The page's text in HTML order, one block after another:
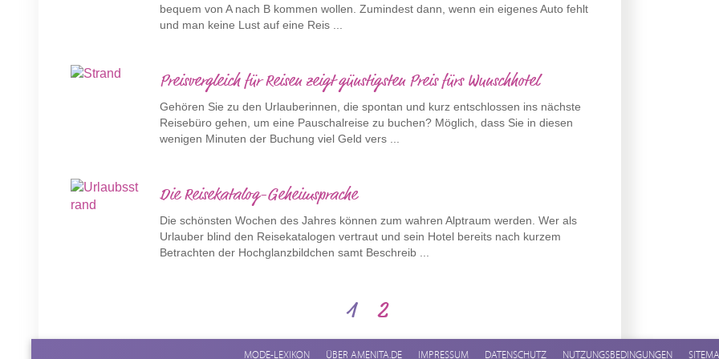
bequem von A nach B kommen wollen. Zumindest dann, wenn ein eigenes Auto fehlt
und man keine Lust auf eine Reis ...
Preisvergleich für Reisen zeigt günstigsten Preis fürs Wunschhotel
Gehören Sie zu den Urlauberinnen, die spontan und kurz entschlossen ins nächste
Reisebüro gehen, um eine Pauschalreise zu buchen? Möglich, dass Sie in diesen
wenigen Minuten der Buchung viel Geld vers ...
Die Reisekatalog-Geheimsprache
Die schönsten Wochen des Jahres können zum wahren Alptraum werden. Wer als
Urlauber blind den Reisekatalogen vertraut und sein Hotel bereits nach kurzem
Betrachten der Hochglanzbildchen samt Beschreib ...
1 2
MODE-LEXIKON ÜBER AMENITA.DE IMPRESSUM DATENSCHUTZ NUTZUNGSBEDINGUNGEN